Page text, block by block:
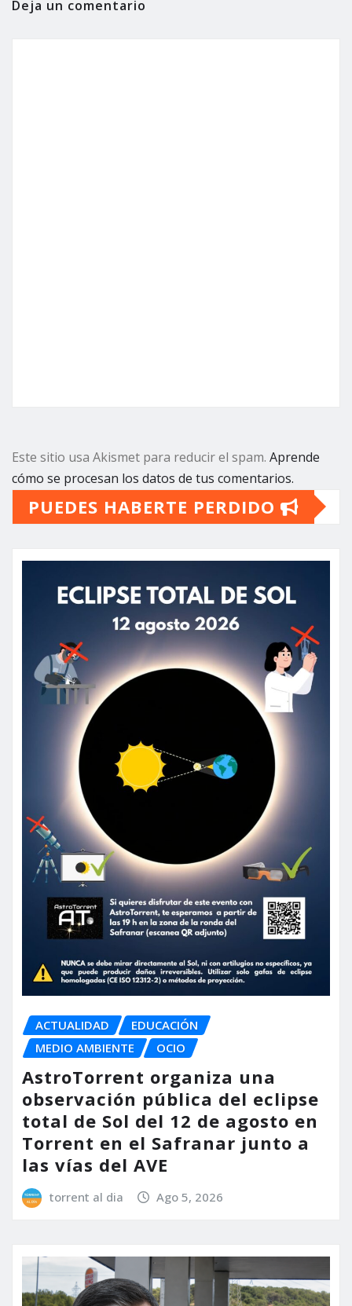
Deja un comentario
Este sitio usa Akismet para reducir el spam. Aprende
cómo se procesan los datos de tus comentarios.
PUEDES HABERTE PERDIDO
ACTUALIDAD
EDUCACIÓN
MEDIO AMBIENTE
OCIO
AstroTorrent organiza una
observación pública del eclipse
total de Sol del 12 de agosto en
Torrent en el Safranar junto a
las vías del AVE
torrent al dia Ago 5, 2026